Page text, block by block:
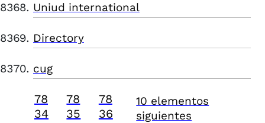
Uniud international
Directory
cug
78
34
78
35
78
36
10 elementos
siguientes